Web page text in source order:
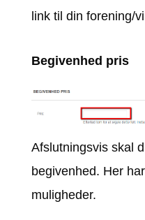
link til din forening/
Begivenhed pris
Afslutningsvis skal
begivenhed. Her
muligheder.